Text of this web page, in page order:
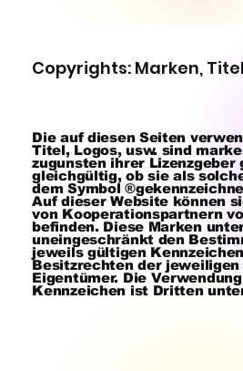
Copyrights: Marken,
Die auf diesen Seiten
Titel, Logos, usw. sind
zugunsten ihrer Lizenzgeber
gleichgültig, ob sie als
dem Symbol
Auf dieser Website können
von Kooperationspartnern
befinden. Diese Marken
uneingeschränkt den
jeweils gültigen
Besitzrechten der
Eigentümer. Die
Kennzeichen ist Dritten